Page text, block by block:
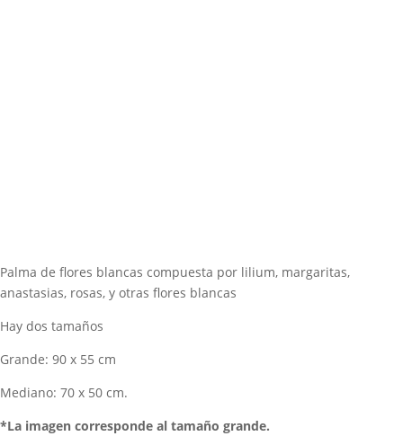
Palma de flores blancas compuesta por lilium, margaritas,
anastasias, rosas, y otras flores blancas
Hay dos tamaños
Grande: 90 x 55 cm
Mediano: 70 x 50 cm.
*La imagen corresponde al tamaño grande.